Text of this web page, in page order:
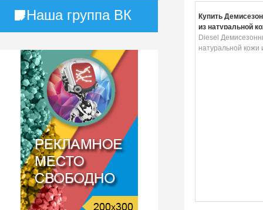
Наша группа ВК
Купить
из натуральной
Diesel
натуральной кожи